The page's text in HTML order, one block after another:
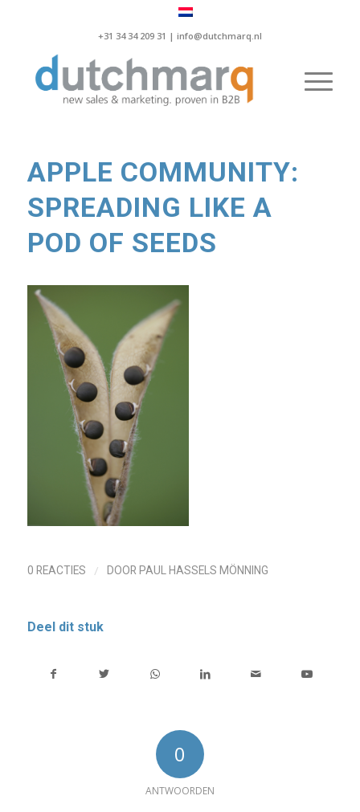
+31 34 34 209 31 | info@dutchmarq.nl
APPLE COMMUNITY:
SPREADING LIKE A
POD OF SEEDS
0 REACTIES / DOOR PAUL HASSELS MÖNNING
Deel dit stuk
0
ANTWOORDEN